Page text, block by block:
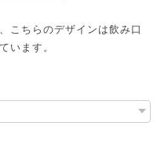
こちらのデザインは飲み口
います。